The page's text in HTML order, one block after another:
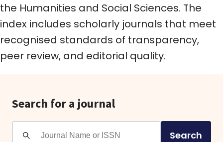
the Humanities and Social Sciences. The
index includes scholarly journals that meet
recognised standards of transparency,
peer review, and editorial quality.
Search for a journal
Search